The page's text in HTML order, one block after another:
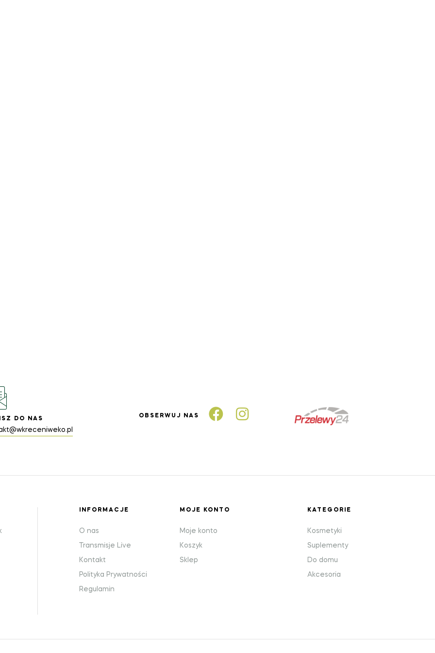
DO NAS OBSERWUJ NAS
INFORMACJE
O nas
Transmisje Live
Kontakt
Polityka Prywatności
Regulamin
MOJE KONTO
Moje konto
Koszyk
Sklep
KATEGORIE
Kosmetyki
Suplementy
Do domu
Akcesoria